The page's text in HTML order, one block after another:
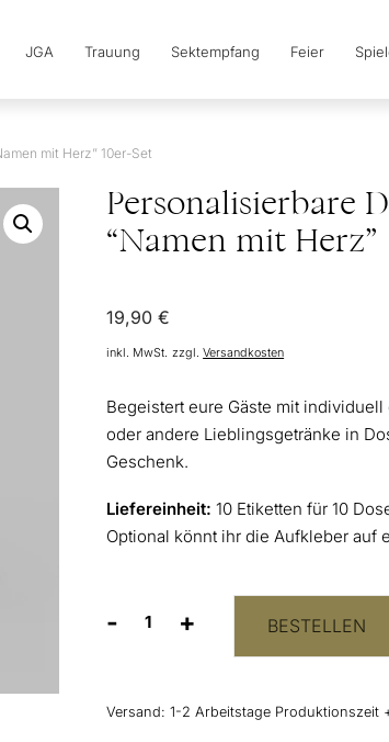
JGA Trauung Sektempfang Feier
mit Herz” 10er-Set
Personalisierbare
“Namen mit Herz”
19,90€
inkl. MwSt. zzgl.Versandkosten
Begeistert eure Gäste mit
oder andere Lieblingsgetränke in
Geschenk.
Liefereinheit: 10 Etiketten für 10
Optional könnt ihr die Aufkleber auf
-
Personalisierbare
“Namen
+ BESTELLEN
Versand:1-2 Arbeitstage Produktionszeit